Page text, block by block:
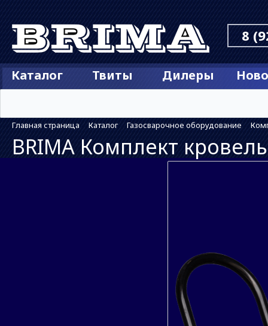
8
Каталог Твиты Дилеры
Главная страница Каталог Газосварочное оборудование
BRIMA Комплект